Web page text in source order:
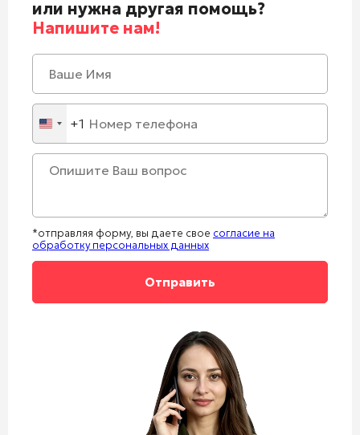
или нужна другая помощь?
Напишите нам!
United
States
+1
+1
*отправляя форму, вы даете свое согласие на
обработку персональных данных